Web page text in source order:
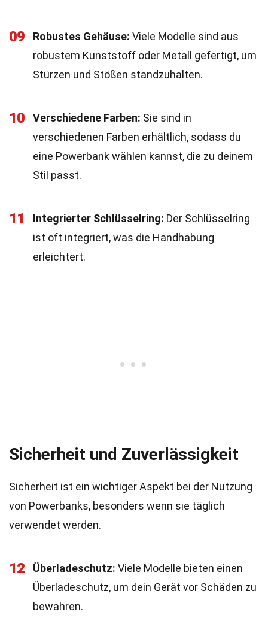
09 Robustes Gehäuse: Viele Modelle sind aus
robustem Kunststoff oder Metall gefertigt, um
Stürzen und Stößen standzuhalten.
10 Verschiedene Farben: Sie sind in
verschiedenen Farben erhältlich, sodass du
eine Powerbank wählen kannst, die zu deinem
Stil passt.
11 Integrierter Schlüsselring: Der Schlüsselring
ist oft integriert, was die Handhabung
erleichtert.
Sicherheit und Zuverlässigkeit
Sicherheit ist ein wichtiger Aspekt bei der Nutzung
von Powerbanks, besonders wenn sie täglich
verwendet werden.
12 Überladeschutz: Viele Modelle bieten einen
Überladeschutz, um dein Gerät vor Schäden zu
bewahren.